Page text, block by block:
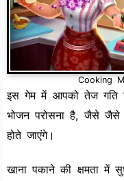
Cooking
इस गेम में आपको तेज गति से
भोजन परोसना है, जैसे
होते जाएंगे।
खाना पकाने की क्षमता में